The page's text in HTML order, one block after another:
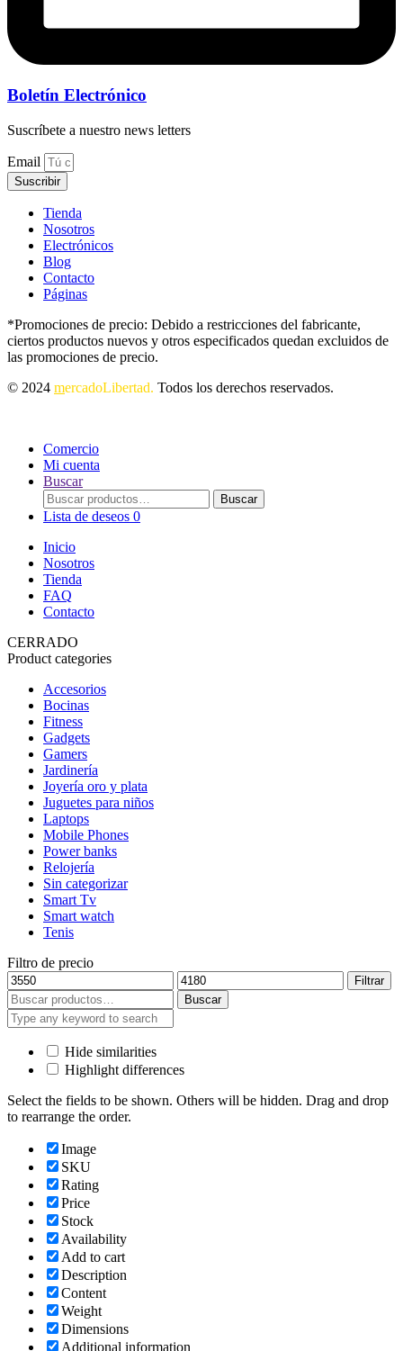
Boletín Electrónico
Suscríbete a nuestro news letters
Email
Suscribir
Tienda
Nosotros
Electrónicos
Blog
Contacto
Páginas
*Promociones de precio: Debido a restricciones del fabricante,
ciertos productos nuevos y otros especificados quedan excluidos de
las promociones de precio.
© 2024 mercadoLibertad. Todos los derechos reservados.
Comercio
Mi cuenta
Buscar
Buscar
por:
Buscar
Lista de deseos 0
Inicio
Nosotros
Tienda
FAQ
Contacto
CERRADO
Product categories
Accesorios
Bocinas
Fitness
Gadgets
Gamers
Jardinería
Joyería oro y plata
Juguetes para niños
Laptops
Mobile Phones
Power banks
Relojería
Sin categorizar
Smart Tv
Smart watch
Tenis
Filtro de precio
Precio
mínimo
Precio
máximo
Filtrar
Buscar
por:
Buscar
Hide similarities
Highlight differences
Select the fields to be shown. Others will be hidden. Drag and drop
to rearrange the order.
Image
SKU
Rating
Price
Stock
Availability
Add to cart
Description
Content
Weight
Dimensions
Additional information